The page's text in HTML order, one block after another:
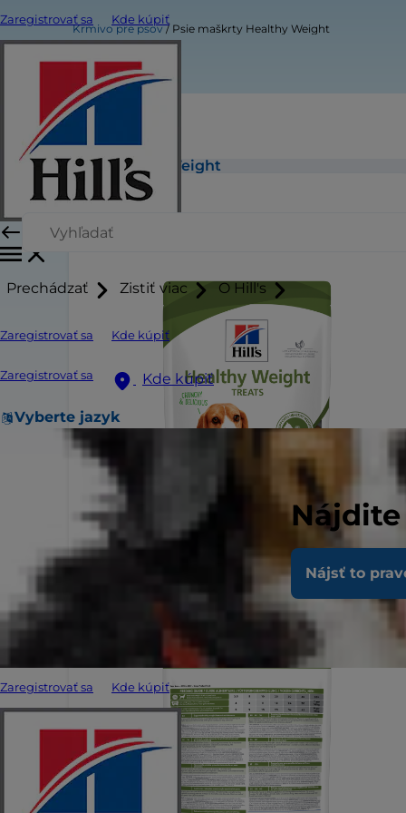
Zaregistrovať sa Kde kúpiť
Prechádzať Zistiť viac O Hill's
Zaregistrovať sa Kde kúpiť
Zaregistrovať sa Kde kúpiť
Vyberte jazyk
Nájsť to
Zaregistrovať sa Kde kúpiť
Krmivo pre psov Psie maškrty Healthy Weight
Psie maškrty Healthy Weight